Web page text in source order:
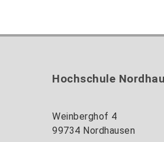
Hochschule.
Hochschule
Weinberghof 4
99734 Nordhausen